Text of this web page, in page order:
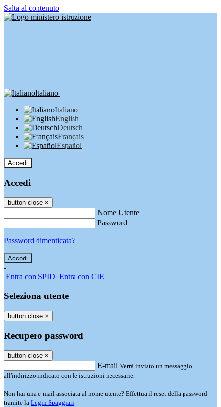
Salta al contenuto
Italiano
Italiano
English
Deutsch
Français
Español
Accedi
Accedi
button close ×
Nome Utente
Password
Password dimenticata?
-
Entra con SPID Entra con CIE
Seleziona utente
button close ×
Recupero password
button close ×
E-mail Verrà inviato un messaggio
all'indirizzo indicato con le istruzioni necessarie.
Non hai una e-mail associata al nome utente? Effettua il reset della password
tramite la Login Spaggiari